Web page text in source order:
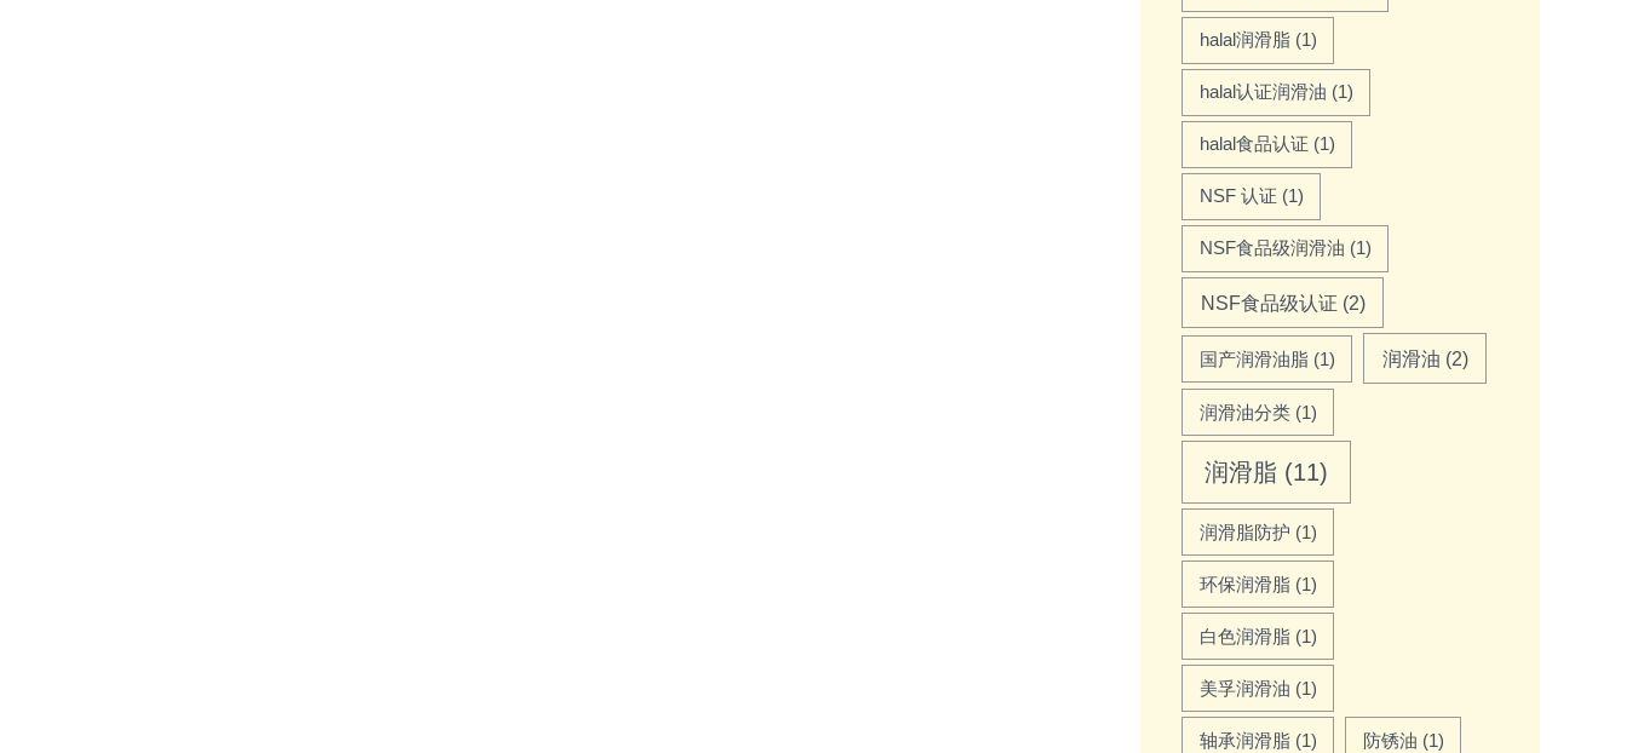
halal润滑脂 (1)
halal认证润滑油 (1)
halal食品认证 (1)
NSF 认证 (1)
NSF食品级润滑油 (1)
NSF食品级认证 (2)
国产润滑油脂 (1) 润滑油 (2)
润滑油分类(1)
润滑脂 (11)
润滑脂防护 (1)
环保润滑脂 (1)
白色润滑脂 (1)
美孚润滑油 (1)
轴承润滑脂 (1) 防锈油 (1)